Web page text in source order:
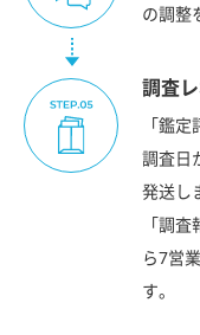
の調整
調査
「鑑
調査日
発送し
「調
ら7営
す。